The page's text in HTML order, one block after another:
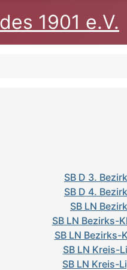
1901 e.V.
SB D 3.
SB D 4.
SB LN
SB LN Bezirks-
SB LN Bezirks-
SB LN Kreis-
SB LN Kreis-